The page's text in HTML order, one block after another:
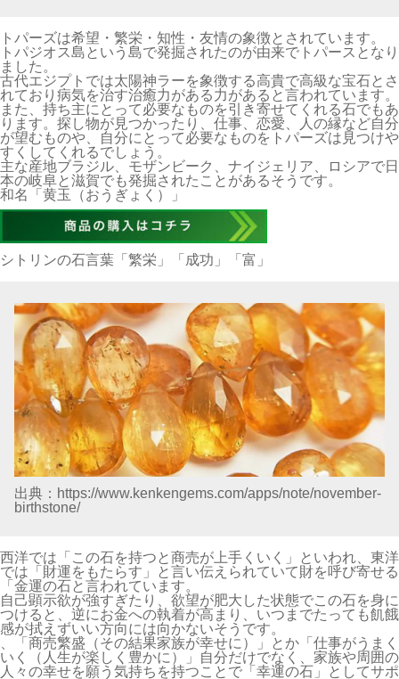
トパーズは希望・繁栄・知性・友情の象徴とされています。
トパジオス島という島で発掘されたのが由来でトパースとなり
ました。
古代エジプトでは太陽神ラーを象徴する高貴で高級な宝石とさ
れており病気を治す治癒力がある力があると言われています。
また、持ち主にとって必要なものを引き寄せてくれる石でもあ
ります。探し物が見つかったり、仕事、恋愛、人の縁など自分
が望むものや、自分にとって必要なものをトパーズは見つけや
すくしてくれるでしょう。
主な産地ブラジル、モザンビーク、ナイジェリア、ロシアで日
本の岐阜と滋賀でも発掘されたことがあるそうです。
和名「黄玉（おうぎょく）」
シトリンの石言葉「繁栄」「成功」「富」
出典：https://www.kenkengems.com/apps/note/november-
birthstone/
西洋では「この石を持つと商売が上手くいく」といわれ、東洋
では「財運をもたらす」と言い伝えられていて財を呼び寄せる
「金運の石と言われています。
自己顕示欲が強すぎたり、欲望が肥大した状態でこの石を身に
つけると、逆にお金への執着が高まり、いつまでたっても飢餓
感が拭えずいい方向には向かないそうです。
、「商売繁盛（その結果家族が幸せに）」とか「仕事がうまく
いく（人生が楽しく豊かに）」自分だけでなく、家族や周囲の
人々の幸せを願う気持ちを持つことで「幸運の石」としてサポ